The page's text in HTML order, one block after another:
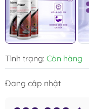
Tình trạng: Còn hàng
Đang cập nhật